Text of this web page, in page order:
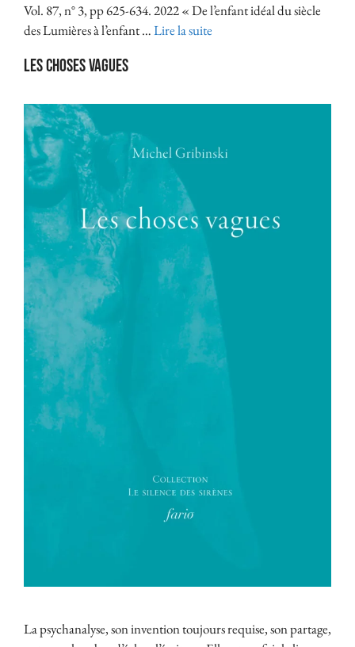
Vol. 87, n° 3, pp 625-634. 2022 « De l’enfant idéal du siècle
des Lumières à l’enfant …Lire la suite
Les Choses vagues
La psychanalyse, son invention toujours requise, son partage,